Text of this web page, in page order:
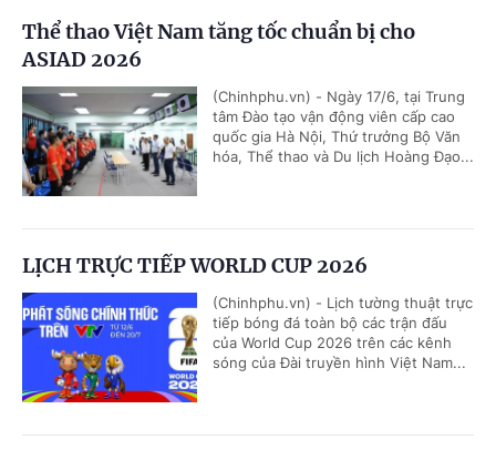
Thể thao Việt Nam tăng tốc chuẩn bị cho
ASIAD 2026
(Chinhphu.vn) - Ngày 17/6, tại Trung
tâm Đào tạo vận động viên cấp cao
quốc gia Hà Nội, Thứ trưởng Bộ Văn
hóa, Thể thao và Du lịch Hoàng Đạo...
LỊCH TRỰC TIẾP WORLD CUP 2026
(Chinhphu.vn) - Lịch tường thuật trực
tiếp bóng đá toàn bộ các trận đấu
của World Cup 2026 trên các kênh
sóng của Đài truyền hình Việt Nam...